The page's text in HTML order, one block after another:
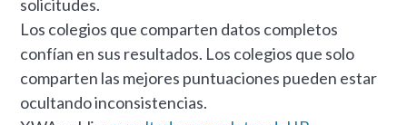
solicitudes.
Los colegios que comparten datos completos
confían en sus resultados. Los colegios que solo
comparten las mejores puntuaciones pueden estar
ocultando inconsistencias.